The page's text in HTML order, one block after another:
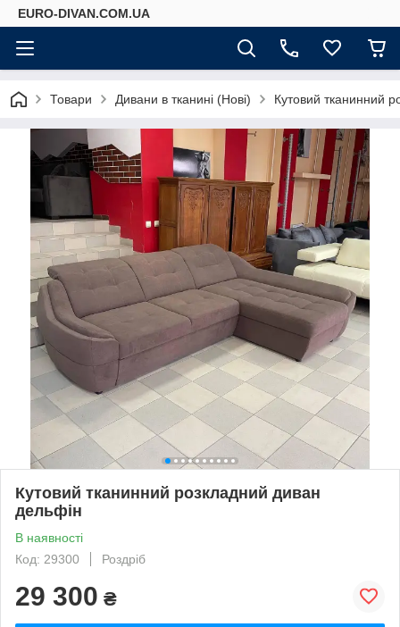
EURO-DIVAN.COM.UA
Товари Дивани в тканині (Нові) Кутовий тканинний
Кутовий тканинний розкладний диван
дельфін
В наявності
Код: 29300
Роздріб
29 300 ₴